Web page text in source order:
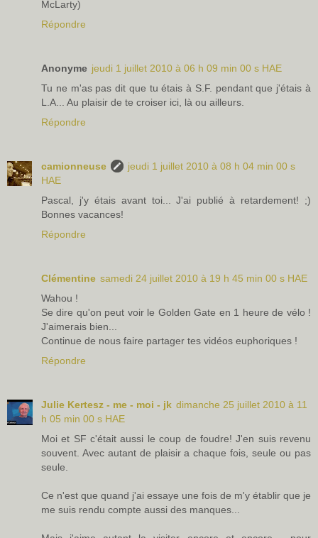
McLarty)
Répondre
Anonyme jeudi 1 juillet 2010 à 06 h 09 min 00 s HAE
Tu ne m'as pas dit que tu étais à S.F. pendant que j'étais à
L.A... Au plaisir de te croiser ici, là ou ailleurs.
Répondre
camionneuse
jeudi 1 juillet 2010 à 08 h 04 min 00 s
HAE
Pascal, j'y étais avant toi... J'ai publié à retardement! ;)
Bonnes vacances!
Répondre
Clémentine samedi 24 juillet 2010 à 19 h 45 min 00 s HAE
Wahou !
Se dire qu'on peut voir le Golden Gate en 1 heure de vélo !
J'aimerais bien...
Continue de nous faire partager tes vidéos euphoriques !
Répondre
Julie Kertesz - me - moi - jk dimanche 25 juillet 2010 à 11
h 05 min 00 s HAE
Moi et SF c'était aussi le coup de foudre! J'en suis revenu
souvent. Avec autant de plaisir a chaque fois, seule ou pas
seule.
Ce n'est que quand j'ai essaye une fois de m'y établir que je
me suis rendu compte aussi des manques...